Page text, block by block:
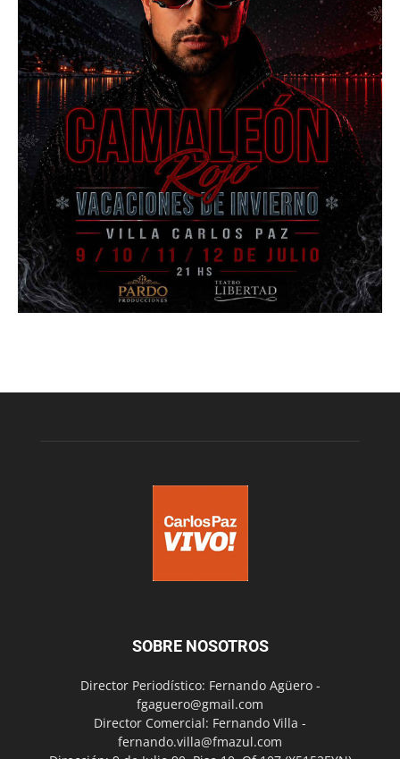
SOBRE NOSOTROS
Director Periodístico: Fernando Agüero -
fgaguero@gmail.com
Director Comercial: Fernando Villa -
fernando.villa@fmazul.com